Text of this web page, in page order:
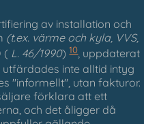
av installation och
(t.ex. värme och kyla, VVS,
( L. 46/1990)10, uppdaterat
utfärdades inte alltid intyg
"informellt", utan fakturor.
förklara att ett
och det åligger då